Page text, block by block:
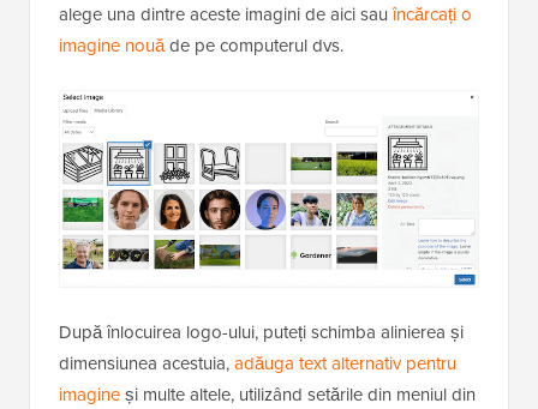
alege una dintre aceste imagini de aici sau încărcați o
imagine nouăde pe computerul dvs.
După înlocuirea logo-ului, puteți schimba alinierea și
dimensiunea acestuia,adăuga text alternativ pentru
imagineși multe altele, utilizând setările din meniul din